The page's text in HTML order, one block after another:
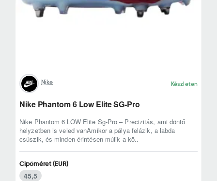
Nike Készleten
Nike Phantom 6 Low Elite SG-Pro
Nike Phantom 6 LOW Elite Sg-Pro – Precizitás, ami döntő
helyzetben is veled vanAmikor a pálya felázik, a labda
csúszik, és minden érintésen múlik a kö..
Cipőméret (EUR)
45,5